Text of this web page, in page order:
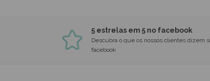
5 estrelas em 5 no facebook
Descubra o que os nossos clientes dizem
facebook